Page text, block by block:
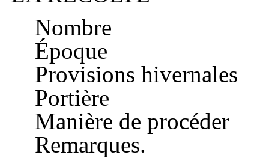
Nombre
Époque
Provisions hivernales
Portière
Manière de procéder
Remarques.